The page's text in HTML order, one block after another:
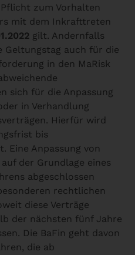
zum Vorhalten
mit dem Inkrafttreten
gilt. Andernfalls
auch für die
in den MaRisk
sich für die Anpassung
in Verhandlung
Hierfür wird
bis
Eine Anpassung von
der Grundlage eines
abgeschlossen
rechtlichen
diese Verträge
der nächsten fünf Jahre
Die BaFin geht davon
die ab